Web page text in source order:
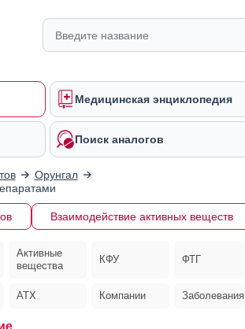
Медицинская энциклопедия
Поиск аналогов
Орунгал
Взаимодействие активных веществ
Активные
вещества
КФУ ФТГ
АТХ Компании Заболевания